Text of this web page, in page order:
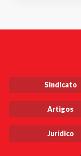
Sindicato
Artigos
Jurídico